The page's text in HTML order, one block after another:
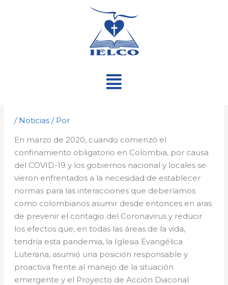
Menú
/ Noticias / Por
En marzo de 2020, cuando comenzó el
confinamiento obligatorio en Colombia, por causa
del COVID-19 y los gobiernos nacional y locales se
vieron enfrentados a la necesidad de establecer
normas para las interacciones que deberíamos
como colombianos asumir desde entonces en aras
de prevenir el contagio del Coronavirus y reducir
los efectos que, en todas las áreas de la vida,
tendría esta pandemia, la Iglesia Evangélica
Luterana, asumió una posición responsable y
proactiva frente al manejo de la situación
emergente y el Proyecto de Acción Diaconal